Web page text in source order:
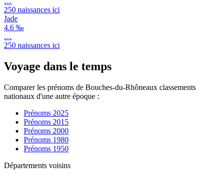
250 naissances ici
Jade
4.6 ‰
…
250 naissances ici
Voyage dans le temps
Comparer les prénoms de Bouches-du-Rhôneaux classements
nationaux d'une autre époque :
Prénoms 2025
Prénoms 2015
Prénoms 2000
Prénoms 1980
Prénoms 1950
Départements voisins